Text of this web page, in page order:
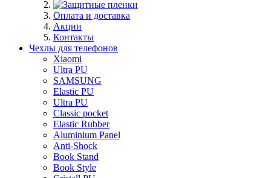
Оплата и доставка
Акции
Контакты
Чехлы для телефонов
Xiaomi
Ultra PU
SAMSUNG
Elastic PU
Ultra PU
Classic pocket
Elastic Rubber
Aluminium Panel
Anti-Shock
Book Stand
Book Style